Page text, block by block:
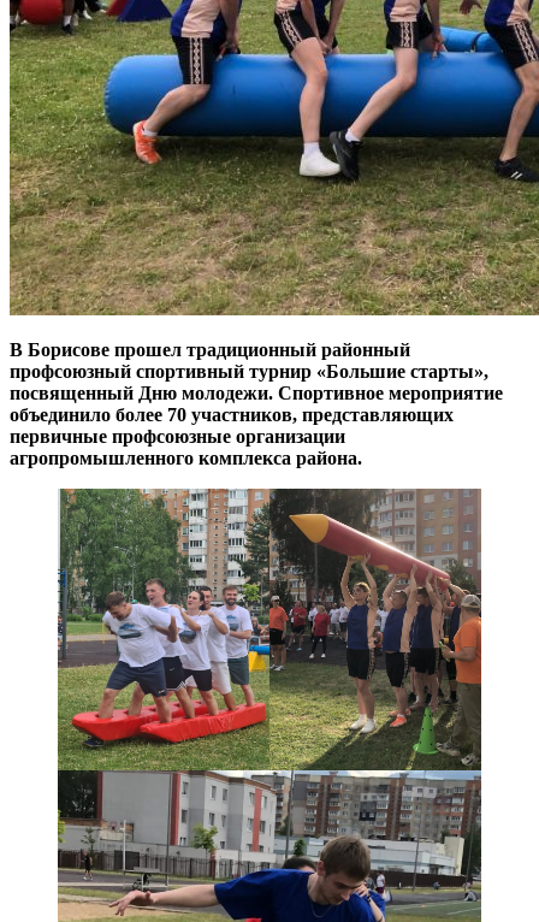
В Борисове прошел традиционный районный
профсоюзный спортивный турнир «Большие старты»,
посвященный Дню молодежи. Спортивное мероприятие
объединило более 70 участников, представляющих
первичные профсоюзные организации
агропромышленного комплекса района.